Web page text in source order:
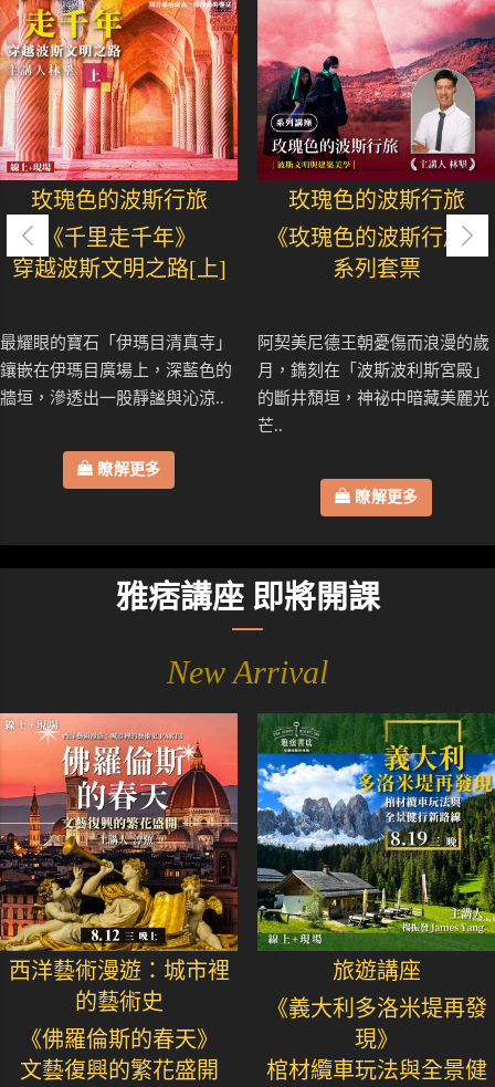
玫瑰色的波斯行旅
《千里走千年》
穿越波斯文明之路[上]
最耀眼的寶石「伊瑪目清真寺」
鑲嵌在伊瑪目廣場上，深藍色的
牆垣，滲透出一股靜謐與沁涼..
瞭解更多
玫瑰色的波斯行旅
《玫瑰色的波斯行旅》
系列套票
阿契美尼德王朝憂傷而浪漫的歲
月，鐫刻在「波斯波利斯宮殿」
的斷井頹垣，神祕中暗藏美麗光
芒..
瞭解更多
雅痞講座 即將開課
New Arrival
西洋藝術漫遊：城市裡
的藝術史
《佛羅倫斯的春天》
文藝復興的繁花盛開
旅遊講座
《義大利多洛米堤再發
現》
棺材纜車玩法與全景健